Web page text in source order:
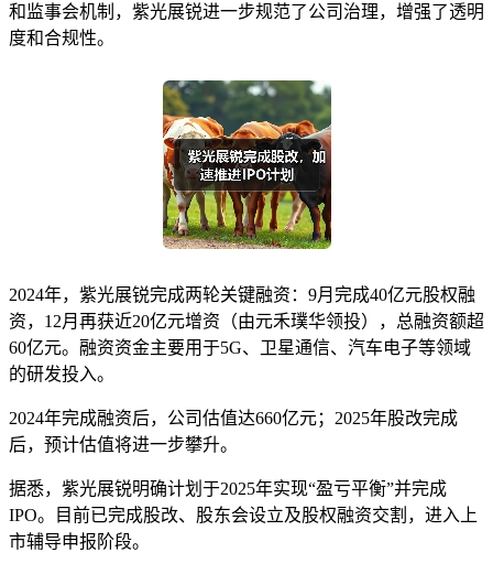
和监事会机制，紫光展锐进一步规范了公司治理，增强了透明
度和合规性。
2024年，紫光展锐完成两轮关键融资：9月完成40亿元股权融
资，12月再获近20亿元增资（由元禾璞华领投），总融资额超
60亿元。融资资金主要用于5G、卫星通信、汽车电子等领域
的研发投入。
2024年完成融资后，公司估值达660亿元；2025年股改完成
后，预计估值将进一步攀升。
据悉，紫光展锐明确计划于2025年实现“盈亏平衡”并完成
IPO。目前已完成股改、股东会设立及股权融资交割，进入上
市辅导申报阶段。